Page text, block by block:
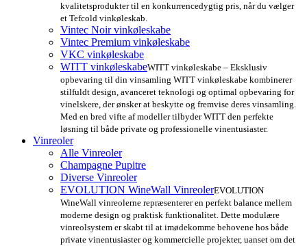
kvalitetsprodukter til en konkurrencedygtig pris, når du vælger
et Tefcold vinkøleskab.
Vintec Noir vinkøleskabe
Vintec Premium vinkøleskabe
VKC vinkøleskabe
WITT vinkøleskabeWITT vinkøleskabe – Eksklusiv
opbevaring til din vinsamling WITT vinkøleskabe kombinerer
stilfuldt design, avanceret teknologi og optimal opbevaring for
vinelskere, der ønsker at beskytte og fremvise deres vinsamling.
Med en bred vifte af modeller tilbyder WITT den perfekte
løsning til både private og professionelle vinentusiaster.
Vinreoler
Alle Vinreoler
Champagne Pupitre
Diverse Vinreoler
EVOLUTION WineWall VinreolerEVOLUTION
WineWall vinreolerne repræsenterer en perfekt balance mellem
moderne design og praktisk funktionalitet. Dette modulære
vinreolsystem er skabt til at imødekomme behovene hos både
private vinentusiaster og kommercielle projekter, uanset om det